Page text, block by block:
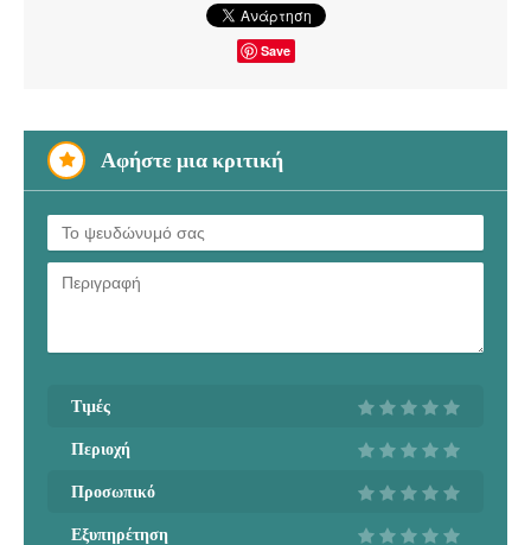
Save
Αφήστε μια κριτική
Τιμές
Περιοχή
Προσωπικό
Εξυπηρέτηση